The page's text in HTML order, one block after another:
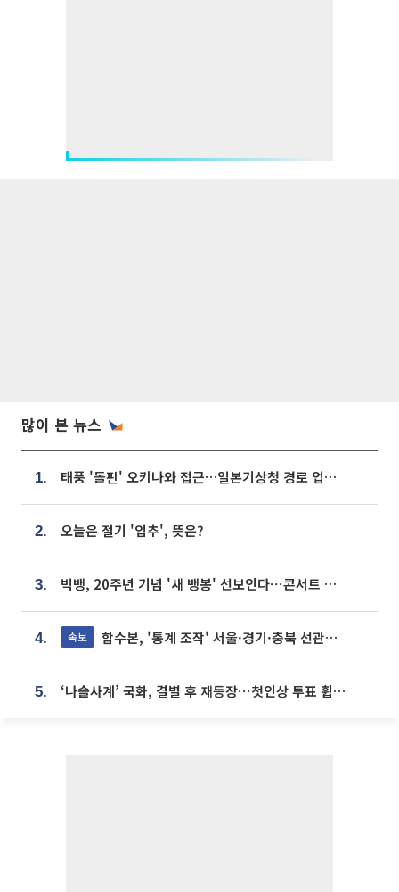
많이 본 뉴스
1. 태풍 '돌핀' 오키나와 접근…일본기상청 경로 업데이트
2. 오늘은 절기 '입추', 뜻은?
3. 빅뱅, 20주년 기념 '새 뱅봉' 선보인다⋯콘서트 앞두고 팝업 개최
4. 속보 합수본, '통계 조작' 서울·경기·충북 선관위 등 추가 압수수색
5. ‘나솔사계’ 국화, 결별 후 재등장⋯첫인상 투표 휩쓸고 ‘인기녀’ 등극